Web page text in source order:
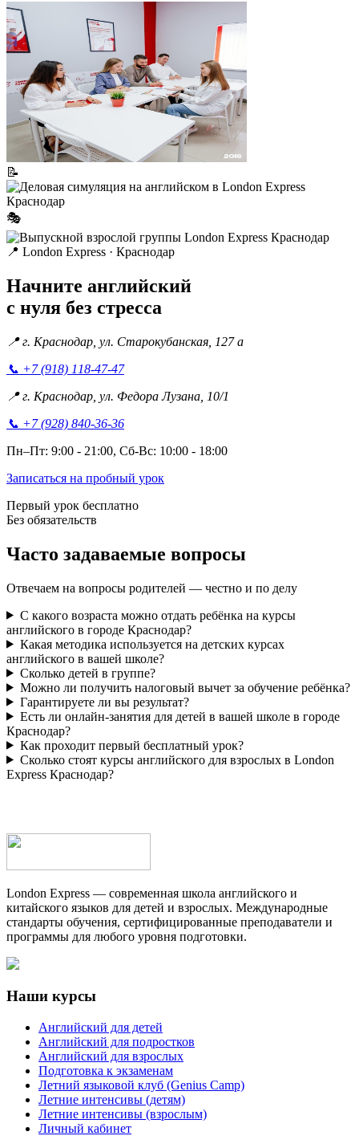
📝
🎭
📍 London Express · Краснодар
Начните английский
с нуля без стресса
📍г. Краснодар, ул. Старокубанская, 127 а
📞 +7 (918) 118-47-47
📍г. Краснодар, ул. Федора Лузана, 10/1
📞 +7 (928) 840-36-36
Пн–Пт: 9:00 - 21:00, Сб-Вс: 10:00 - 18:00
Записаться на пробный урок
Первый урок бесплатно
Без обязательств
Часто задаваемые вопросы
Отвечаем на вопросы родителей — честно и по делу
С какого возраста можно отдать ребёнка на курсы
английского в городе Краснодар?
Какая методика используется на детских курсах
английского в вашей школе?
Сколько детей в группе?
Можно ли получить налоговый вычет за обучение ребёнка?
Гарантируете ли вы результат?
Есть ли онлайн-занятия для детей в вашей школе в городе
Краснодар?
Как проходит первый бесплатный урок?
Сколько стоят курсы английского для взрослых в London
Express Краснодар?
London Express — современная школа английского и
китайского языков для детей и взрослых. Международные
стандарты обучения, сертифицированные преподаватели и
программы для любого уровня подготовки.
Наши курсы
Английский для детей
Английский для подростков
Английский для взрослых
Подготовка к экзаменам
Летний языковой клуб (Genius Camp)
Летние интенсивы (детям)
Летние интенсивы (взрослым)
Личный кабинет